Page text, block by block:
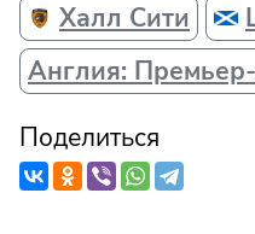
Халл Сити
Англия:
Поделиться